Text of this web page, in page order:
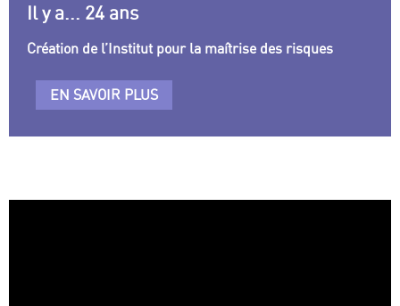
Il y a... 24 ans
Création de l’Institut pour la maîtrise des risques
EN SAVOIR PLUS